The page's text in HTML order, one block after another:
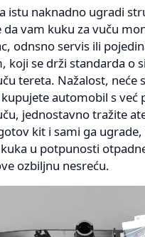
istu naknadno ugradi
da vam kuku za vuču
odnsno servis ili
koji se drži standarda o
tereta. Nažalost, neće
automobil s već
jednostavno tražite
kit i sami ga
u potpunosti
ozbiljnu nesreću.